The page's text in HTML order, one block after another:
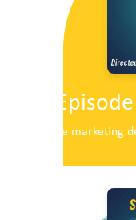
Le marketing